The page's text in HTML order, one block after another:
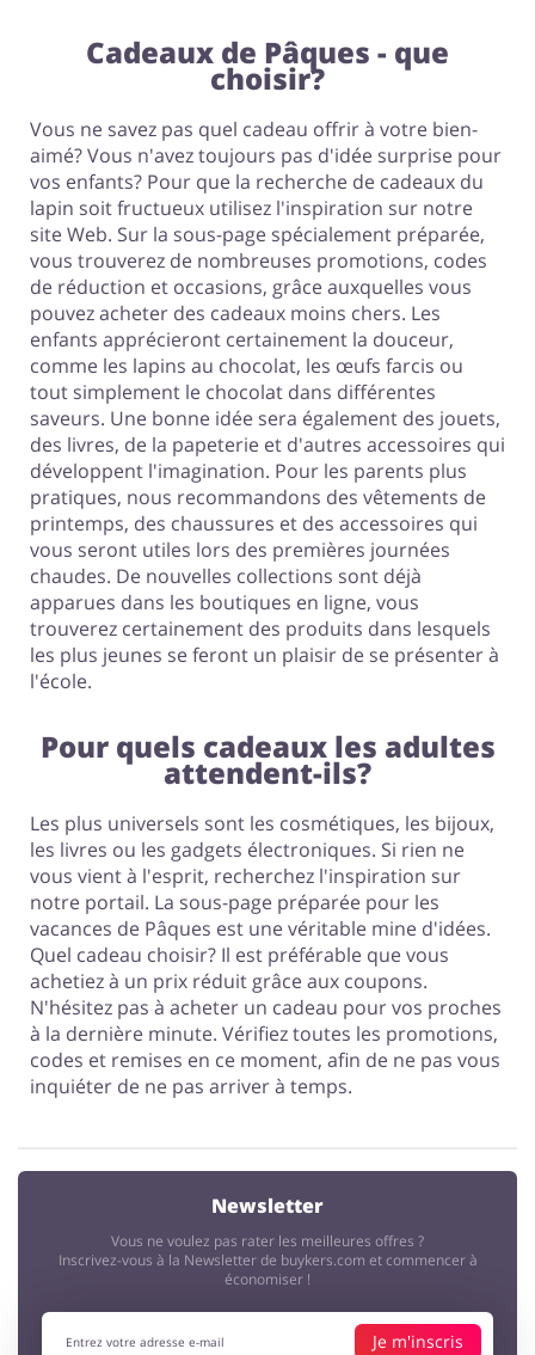
Cadeaux de Pâques - que
choisir?
Vous ne savez pas quel cadeau offrir à votre bien-
aimé? Vous n'avez toujours pas d'idée surprise pour
vos enfants? Pour que la recherche de cadeaux du
lapin soit fructueux utilisez l'inspiration sur notre
site Web. Sur la sous-page spécialement préparée,
vous trouverez de nombreuses promotions, codes
de réduction et occasions, grâce auxquelles vous
pouvez acheter des cadeaux moins chers. Les
enfants apprécieront certainement la douceur,
comme les lapins au chocolat, les œufs farcis ou
tout simplement le chocolat dans différentes
saveurs. Une bonne idée sera également des jouets,
des livres, de la papeterie et d'autres accessoires qui
développent l'imagination. Pour les parents plus
pratiques, nous recommandons des vêtements de
printemps, des chaussures et des accessoires qui
vous seront utiles lors des premières journées
chaudes. De nouvelles collections sont déjà
apparues dans les boutiques en ligne, vous
trouverez certainement des produits dans lesquels
les plus jeunes se feront un plaisir de se présenter à
l'école.
Pour quels cadeaux les adultes
attendent-ils?
Les plus universels sont les cosmétiques, les bijoux,
les livres ou les gadgets électroniques. Si rien ne
vous vient à l'esprit, recherchez l'inspiration sur
notre portail. La sous-page préparée pour les
vacances de Pâques est une véritable mine d'idées.
Quel cadeau choisir? Il est préférable que vous
achetiez à un prix réduit grâce aux coupons.
N'hésitez pas à acheter un cadeau pour vos proches
à la dernière minute. Vérifiez toutes les promotions,
codes et remises en ce moment, afin de ne pas vous
inquiéter de ne pas arriver à temps.
Newsletter
Vous ne voulez pas rater les meilleures offres ?
Inscrivez-vous à la Newsletter de buykers.com et commencer à
économiser !
Je m'inscris